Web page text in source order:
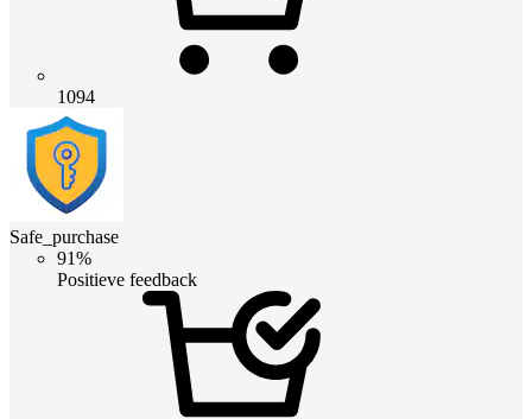
1094
Safe_purchase
91%
Positieve feedback